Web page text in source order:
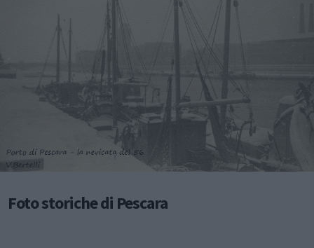
Foto storiche di Pescara